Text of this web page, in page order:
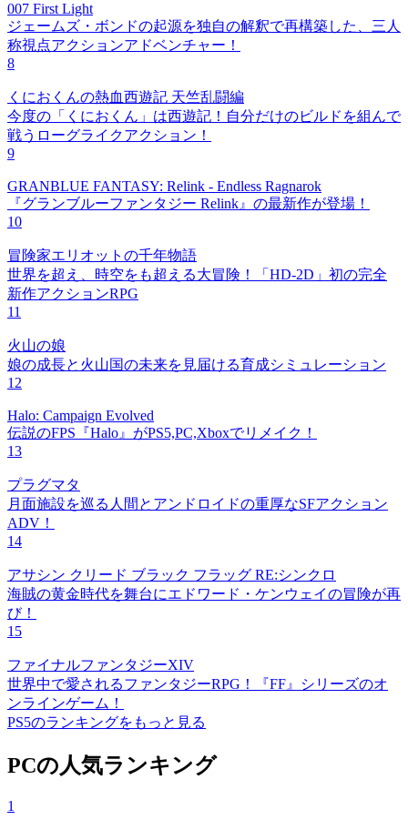
007 First Light
ジェームズ・ボンドの起源を独自の解釈で再構築した、三人
称視点アクションアドベンチャー！
8
くにおくんの熱血西遊記 天竺乱闘編
今度の「くにおくん」は西遊記！自分だけのビルドを組んで
戦うローグライクアクション！
9
GRANBLUE FANTASY: Relink - Endless Ragnarok
『グランブルーファンタジー Relink』の最新作が登場！
10
冒険家エリオットの千年物語
世界を超え、時空をも超える大冒険！「HD-2D」初の完全
新作アクションRPG
11
火山の娘
娘の成長と火山国の未来を見届ける育成シミュレーション
12
Halo: Campaign Evolved
伝説のFPS『Halo』がPS5,PC,Xboxでリメイク！
13
プラグマタ
月面施設を巡る人間とアンドロイドの重厚なSFアクション
ADV！
14
アサシン クリード ブラック フラッグ RE:シンクロ
海賊の黄金時代を舞台にエドワード・ケンウェイの冒険が再
び！
15
ファイナルファンタジーXIV
世界中で愛されるファンタジーRPG！『FF』シリーズのオ
ンラインゲーム！
PS5のランキングをもっと見る
PCの人気ランキング
1